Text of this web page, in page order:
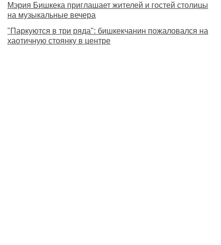
Мэрия Бишкека приглашает жителей и гостей столицы
на музыкальные вечера
"Паркуются в три ряда": бишкекчанин пожаловался на
хаотичную стоянку в центре